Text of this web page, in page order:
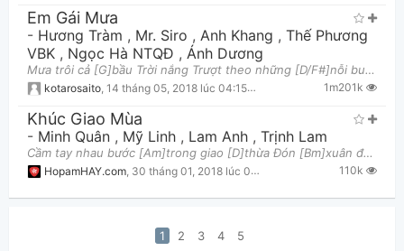
Em Gái Mưa
- Hương Tràm , Mr. Siro , Anh Khang , Thế Phương
VBK , Ngọc Hà NTQĐ , Ánh Dương
Mưa trôi cả [G]bầu Trời nắng Trượt theo những [D/F#]nỗi buồn Thấm ướt lệ [Em7]sầu môi đắng Vì đ
kotarosaito 14 tháng 05, 2018 lúc 04:15am 1m201k
Khúc Giao Mùa
- Minh Quân , Mỹ Linh , Lam Anh , Trịnh Lam
Cầm tay nhau bước [Am]trong giao [D]thừa Đón [Bm]xuân đang [Em]về với tình [C]yêu [D]trái đất [G]nà
HopamHAY.com 30 tháng 01, 2018 lúc 01:22pm 110k
1 2 3 4 5